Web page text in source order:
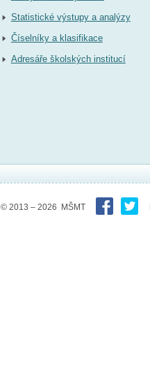
Statistické výstupy a analýzy
Číselníky a klasifikace
Adresáře školských institucí
© 2013 – 2026 MŠMT